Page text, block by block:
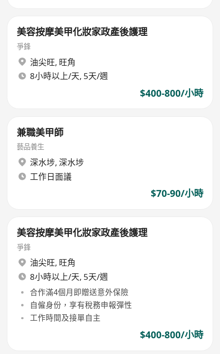
美容按摩美甲化妝家政產後護理
爭鋒
油尖旺, 旺角
8小時以上/天, 5天/週
$400-800/小時
兼職美甲師
藝品養生
深水埗, 深水埗
工作日面議
$70-90/小時
美容按摩美甲化妝家政產後護理
爭鋒
油尖旺, 旺角
8小時以上/天, 5天/週
合作滿4個月即贈送意外保險
自僱身份，享有稅務申報彈性
工作時間及接單自主
$400-800/小時